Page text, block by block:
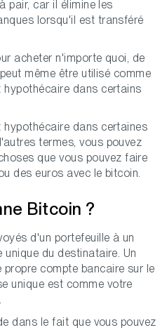
pair, car il élimine les
lorsqu'il est transféré
acheter n'importe quoi, de
même être utilisé comme
hypothécaire dans certains
dans certaines
termes, vous pouvez
que vous pouvez faire
des euros avec le bitcoin.
Bitcoin ?
d'un portefeuille à un
du destinataire. Un
compte bancaire sur le
unique est comme votre
dans le fait que vous pouvez